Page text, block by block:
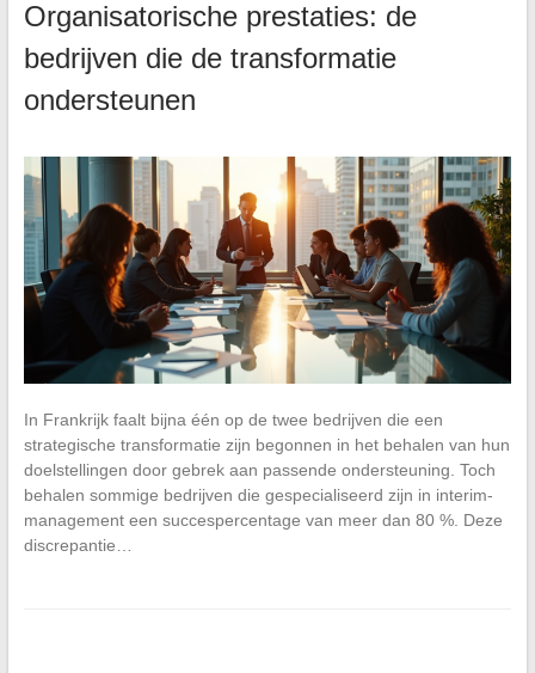
Organisatorische prestaties: de
bedrijven die de transformatie
ondersteunen
In Frankrijk faalt bijna één op de twee bedrijven die een
strategische transformatie zijn begonnen in het behalen van hun
doelstellingen door gebrek aan passende ondersteuning. Toch
behalen sommige bedrijven die gespecialiseerd zijn in interim-
management een succespercentage van meer dan 80 %. Deze
discrepantie…